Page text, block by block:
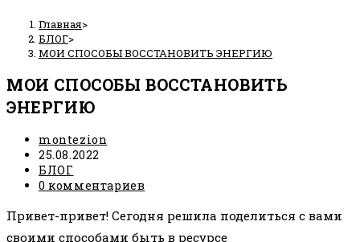
Главная>
БЛОГ>
МОИ СПОСОБЫ ВОССТАНОВИТЬ ЭНЕРГИЮ
МОИ СПОСОБЫ ВОССТАНОВИТЬ
ЭНЕРГИЮ
Автор
записи:
montezion
Запись
опубликована:
25.08.2022
Рубрика
записи:
БЛОГ
Комментарии
записи:
0 комментариев
Привет-привет! Сегодня решила поделиться с вами
своими способами быть в ресурсе